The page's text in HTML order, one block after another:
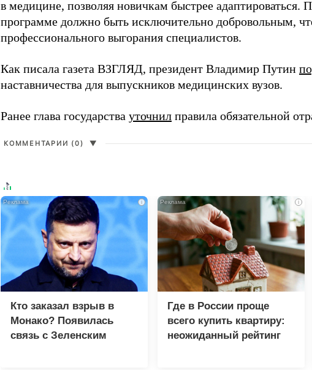
в медицине, позволяя новичкам быстрее адаптироваться.
программе должно быть исключительно добровольным,
профессионального выгорания специалистов.
Как писала газета ВЗГЛЯД, президент Владимир Путин
наставничества для выпускников медицинских вузов.
Ранее глава государства уточнил правила обязательной
КОММЕНТАРИИ (0) ▼
i
Кто заказал взрыв в
Монако? Появилась
связь с Зеленским
i
Где в России проще
всего купить квартиру:
неожиданный рейтинг